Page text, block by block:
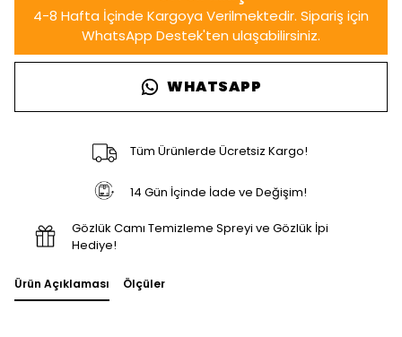
WHATSAPP
Tüm Ürünlerde Ücretsiz Kargo!
14 Gün İçinde İade ve Değişim!
Gözlük Camı Temizleme Spreyi ve Gözlük İpi
Hediye!
Ürün Açıklaması Ölçüler